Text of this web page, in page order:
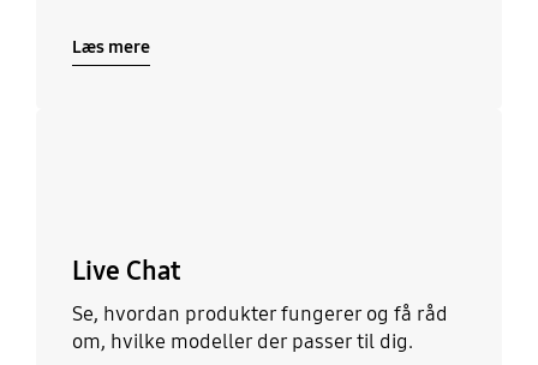
Læs mere
Live Chat
Se, hvordan produkter fungerer og få råd
om, hvilke modeller der passer til dig.